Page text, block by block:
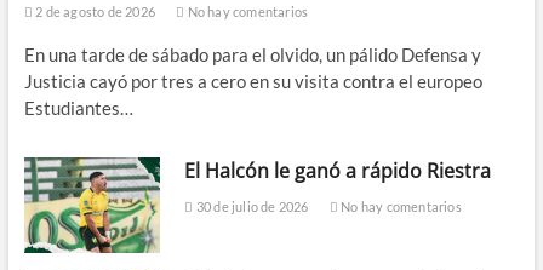
2 de agosto de 2026 No hay comentarios
En una tarde de sábado para el olvido, un pálido Defensa y
Justicia cayó por tres a cero en su visita contra el europeo
Estudiantes…
El Halcón le ganó a rápido Riestra
30 de julio de 2026 No hay comentarios